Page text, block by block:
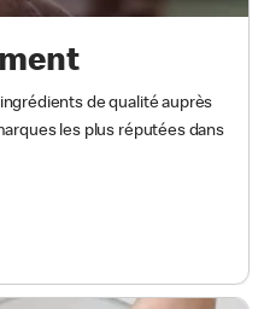
de qualité auprès
les plus réputées dans